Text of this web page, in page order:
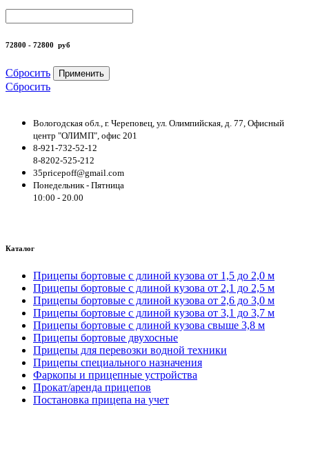
72800 - 72800 руб
Сбросить Применить
Сбросить
Вологодская обл., г. Череповец, ул. Олимпийская, д. 77, Офисный
центр "ОЛИМП", офис 201
8-921-732-52-12
8-8202-525-212
35pricepoff@gmail.com
Понедельник - Пятница
10:00 - 20.00
Каталог
Прицепы бортовые с длиной кузова от 1,5 до 2,0 м
Прицепы бортовые с длиной кузова от 2,1 до 2,5 м
Прицепы бортовые с длиной кузова от 2,6 до 3,0 м
Прицепы бортовые с длиной кузова от 3,1 до 3,7 м
Прицепы бортовые с длиной кузова свыше 3,8 м
Прицепы бортовые двухосные
Прицепы для перевозки водной техники
Прицепы специального назначения
Фаркопы и прицепные устройства
Прокат/аренда прицепов
Постановка прицепа на учет